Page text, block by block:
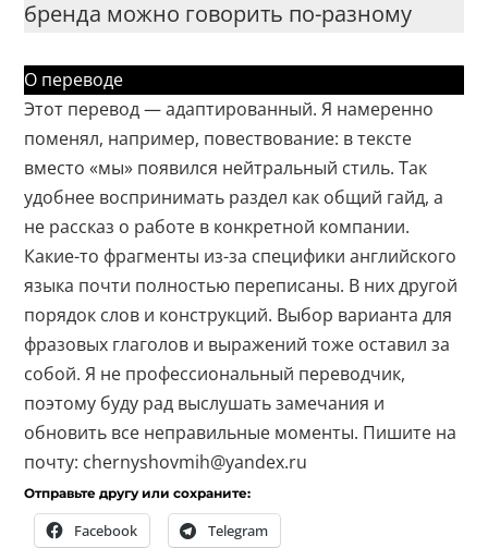
бренда можно говорить по-разному
О переводе
Этот перевод — адаптированный. Я намеренно
поменял, например, повествование: в тексте
вместо «мы» появился нейтральный стиль. Так
удобнее воспринимать раздел как общий гайд, а
не рассказ о работе в конкретной компании.
Какие-то фрагменты из-за специфики английского
языка почти полностью переписаны. В них другой
порядок слов и конструкций. Выбор варианта для
фразовых глаголов и выражений тоже оставил за
собой. Я не профессиональный переводчик,
поэтому буду рад выслушать замечания и
обновить все неправильные моменты. Пишите на
почту: chernyshovmih@yandex.ru
Отправьте другу или сохраните:
Facebook Telegram